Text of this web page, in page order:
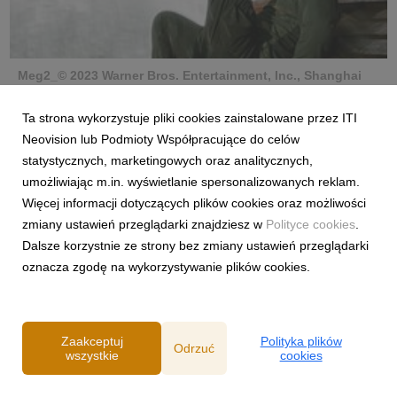
Meg2_© 2023 Warner Bros. Entertainment, Inc., Shanghai
BARBIE_© 2023 Warner Bros. Entertainment Inc. All Rights
Reserved (3).JPEG
Powiązane artykuły
Ta strona wykorzystuje pliki cookies zainstalowane przez ITI
Neovision lub Podmioty Współpracujące do celów
statystycznych, marketingowych oraz analitycznych,
umożliwiając m.in. wyświetlanie spersonalizowanych reklam.
Więcej informacji dotyczących plików cookies oraz możliwości
zmiany ustawień przeglądarki znajdziesz w Polityce cookies
Dalsze korzystnie ze strony bez zmiany ustawień przeglądarki
oznacza zgodę na wykorzystywanie plików cookies.
Zaakceptuj
wszystkie
Odrzuć
Polityka plików
cookies